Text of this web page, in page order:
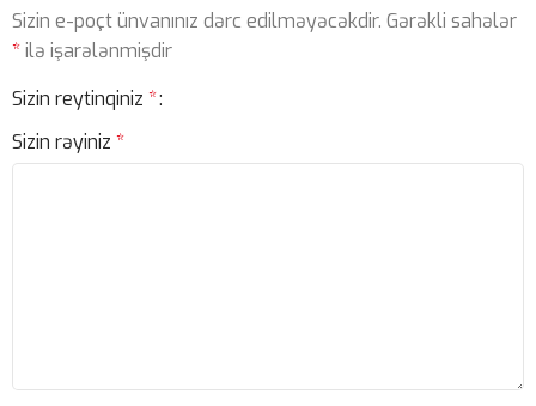
Sizin e-poçt ünvanınız dərc edilməyəcəkdir. Gərəkli sahələr
*ilə işarələnmişdir
Sizin reytinqiniz *
Sizin rəyiniz *